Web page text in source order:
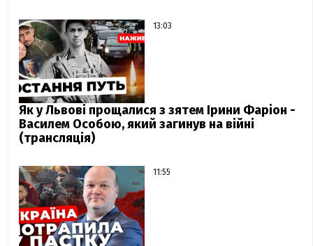
13:03
Як у Львові прощалися з зятем Ірини Фаріон -
Василем Особою, який загинув на війні
(трансляція)
11:55